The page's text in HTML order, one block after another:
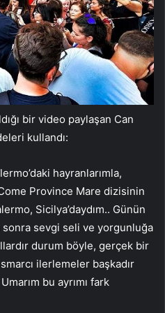
bir video paylaşan Can
kullandı:
hayranlarımla,
Province Mare dizisinin
Sicilya’daydım.. Günün
sevgi seli ve yorgunluğa
durum böyle, gerçek bir
ilerlemeler başkadır
bu ayrımı fark